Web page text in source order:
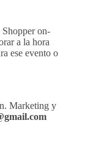
Shopper on-
a la hora
ese evento o
Marketing y